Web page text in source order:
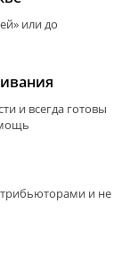
или до
и всегда готовы
и не